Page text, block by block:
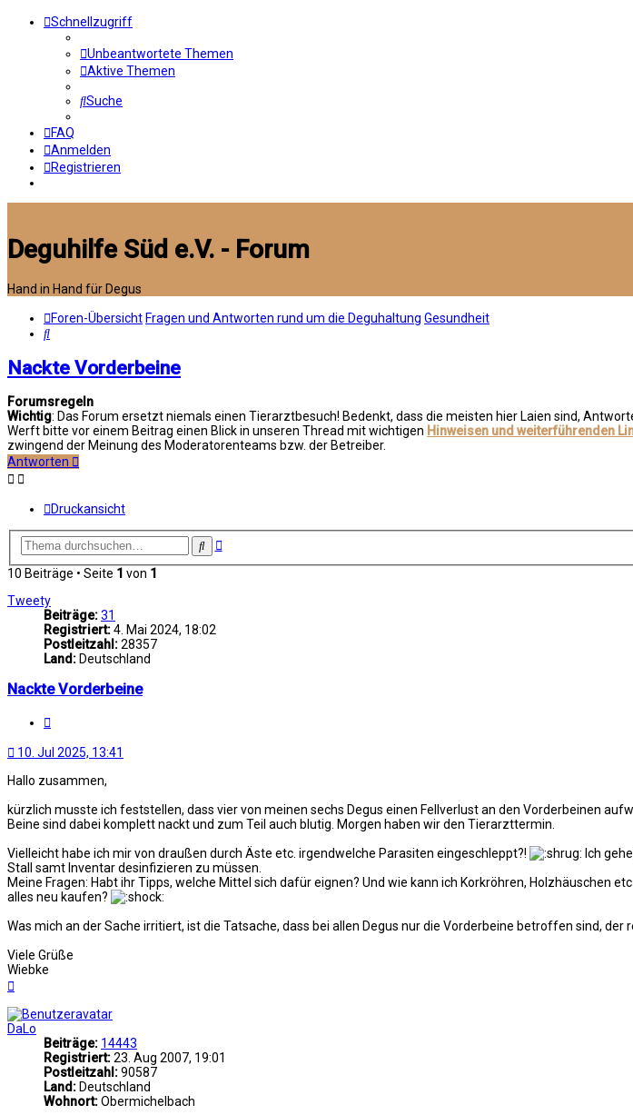
Schnellzugriff
Unbeantwortete Themen
Aktive Themen
Suche
FAQ
Anmelden
Registrieren
Deguhilfe Süd e.V. - Forum
Hand in Hand für Degus
Foren-ÜbersichtFragen und Antworten rund um die Deguhaltung Gesundheit
Suche
Nackte Vorderbeine
Forumsregeln
Wichtig: Das Forum ersetzt niemals einen Tierarztbesuch! Bedenkt, dass die meisten hier Laien sind,
Werft bitte vor einem Beitrag einen Blick in unseren Thread mit wichtigen Hinweisen und weiterführenden
zwingend der Meinung des Moderatorenteams bzw. der Betreiber.
Antworten
Druckansicht
SucheErweiterte
10 Beiträge • Seite 1 von 1
Tweety
Beiträge:31
Registriert:4. Mai 2024, 18:02
Postleitzahl:28357
Land: Deutschland
Nackte Vorderbeine
10. Jul 2025, 13:41
Hallo zusammen,
kürzlich musste ich feststellen, dass vier von meinen sechs Degus einen Fellverlust an den Vorderbeinen
Beine sind dabei komplett nackt und zum Teil auch blutig. Morgen haben wir den Tierarzttermin.
Vielleicht habe ich mir von draußen durch Äste etc. irgendwelche Parasiten eingeschleppt?!
Ich
Stall samt Inventar desinfizieren zu müssen.
Meine Fragen: Habt ihr Tipps, welche Mittel sich dafür eignen? Und wie kann ich Korkröhren, Holzhäuschen
alles neu kaufen?
Was mich an der Sache irritiert, ist die Tatsache, dass bei allen Degus nur die Vorderbeine betroffen sind, der
Viele Grüße
Wiebke
DaLo
Beiträge: 14443
Registriert:23. Aug 2007, 19:01
Postleitzahl:90587
Land: Deutschland
Wohnort:Obermichelbach